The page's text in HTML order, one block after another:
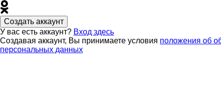
Создать аккаунт
У вас есть аккаунт? Вход здесь
Создавая аккаунт, Вы принимаете условия положения об
персональных данных